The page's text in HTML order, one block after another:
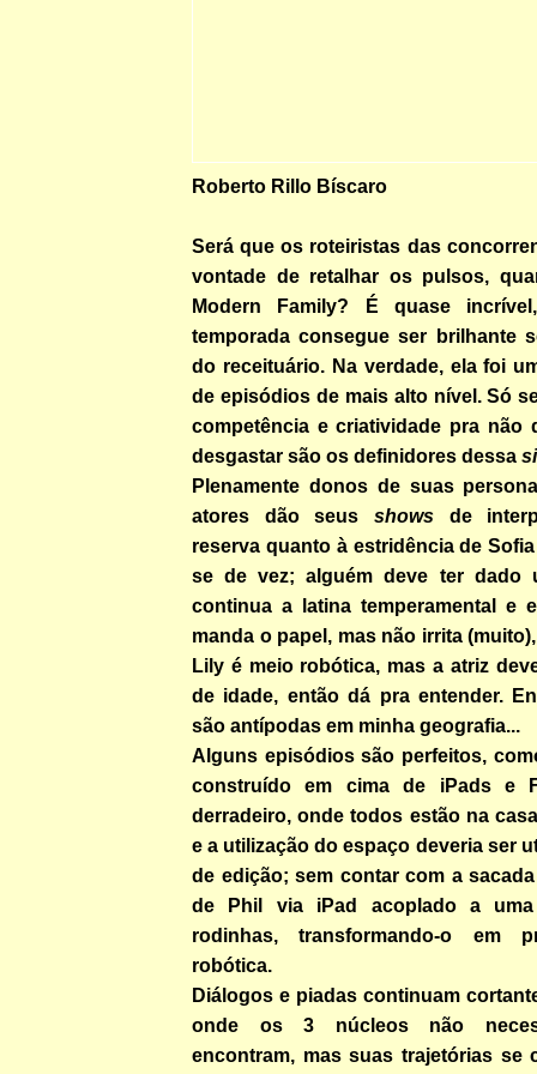
Roberto Rillo Bíscaro
Será que os roteiristas das
vontade de retalhar os pulsos,
Modern Family? É quase
temporada consegue ser brilhante
do receituário. Na verdade, ela foi
de episódios de mais alto nível. Só
competência e criatividade pra não
desgastar são os definidores dessa
Plenamente donos de suas
atores dão seus shows de
reserva quanto à estridência de
se de vez; alguém deve ter dado
continua a latina temperamental e
manda o papel, mas não irrita
Lily é meio robótica, mas a atriz
de idade, então dá pra entender.
são antípodas em minha geografia...
Alguns episódios são perfeitos,
construído em cima de iPads e
derradeiro, onde todos estão na
e a utilização do espaço deveria ser
de edição; sem contar com a
de Phil via iPad acoplado a
rodinhas, transformando-o em
robótica.
Diálogos e piadas continuam
onde os 3 núcleos não
encontram, mas suas trajetórias se